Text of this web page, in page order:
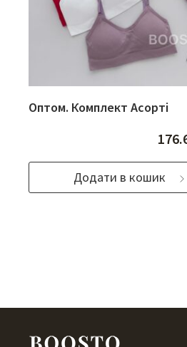
Оптом. Комплект Асорті
Додати в кошик